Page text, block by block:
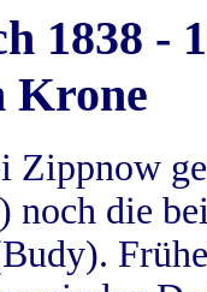
1838 -
Krone
Zippnow
noch die